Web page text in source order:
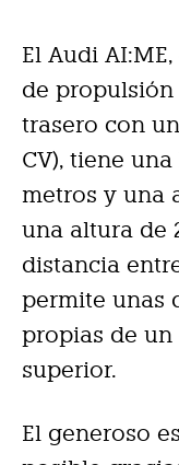
El Audi
de
trasero con
CV), tiene
metros y una
una altura de
distancia
permite unas
propias de
superior.
El generoso